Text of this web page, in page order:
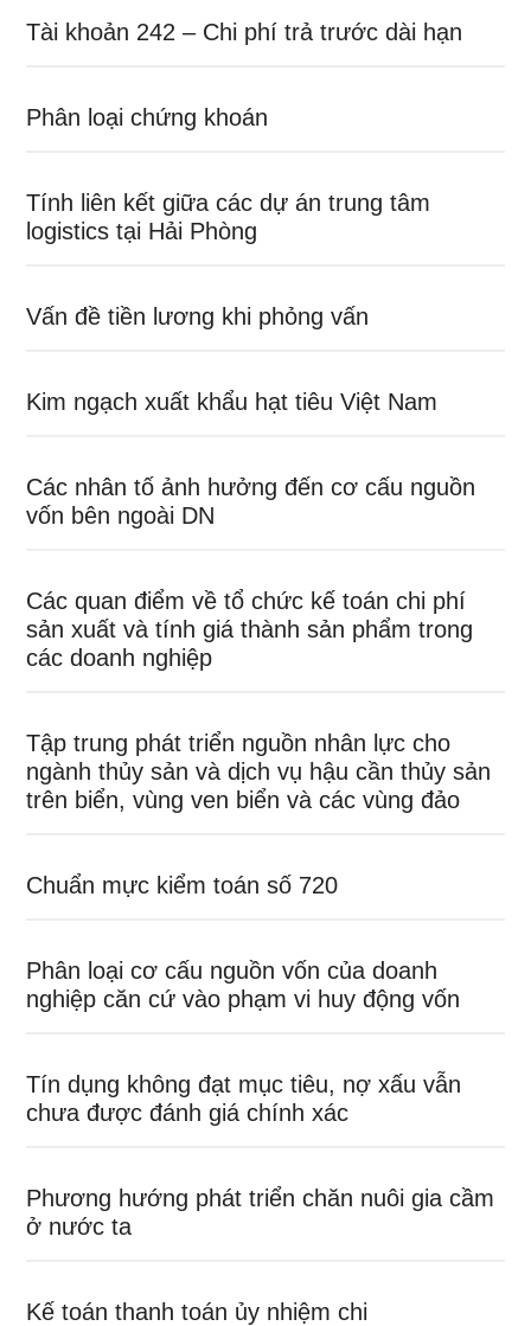
Tài khoản 242 – Chi phí trả trước dài hạn
Phân loại chứng khoán
Tính liên kết giữa các dự án trung tâm
logistics tại Hải Phòng
Vấn đề tiền lương khi phỏng vấn
Kim ngạch xuất khẩu hạt tiêu Việt Nam
Các nhân tố ảnh hưởng đến cơ cấu nguồn
vốn bên ngoài DN
Các quan điểm về tổ chức kế toán chi phí
sản xuất và tính giá thành sản phẩm trong
các doanh nghiệp
Tập trung phát triển nguồn nhân lực cho
ngành thủy sản và dịch vụ hậu cần thủy sản
trên biển, vùng ven biển và các vùng đảo
Chuẩn mực kiểm toán số 720
Phân loại cơ cấu nguồn vốn của doanh
nghiệp căn cứ vào phạm vi huy động vốn
Tín dụng không đạt mục tiêu, nợ xấu vẫn
chưa được đánh giá chính xác
Phương hướng phát triển chăn nuôi gia cầm
ở nước ta
Kế toán thanh toán ủy nhiệm chi